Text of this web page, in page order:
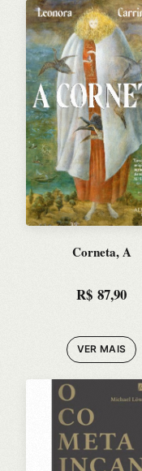
Corneta, A
R$ 87,90
VER MAIS